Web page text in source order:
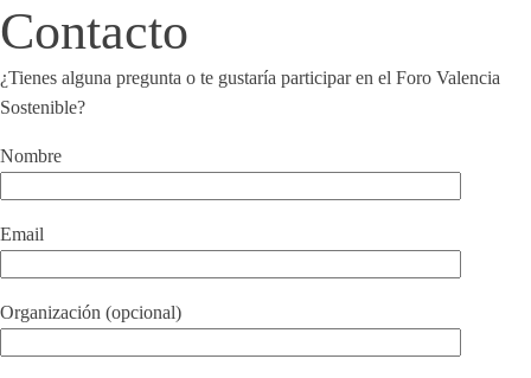
Contacto
¿Tienes alguna pregunta o te gustaría participar en el Foro Valencia
Sostenible?
Nombre
Email
Organización (opcional)